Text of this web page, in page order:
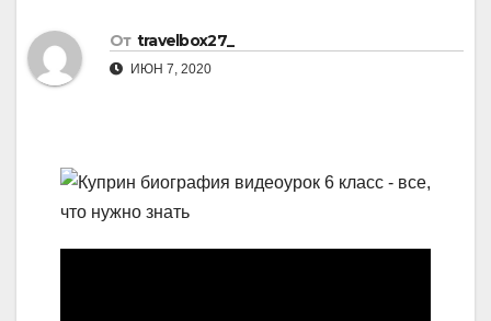
От travelbox27_
ИЮН 7, 2020